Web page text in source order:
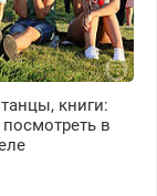
книги:
посмотреть в